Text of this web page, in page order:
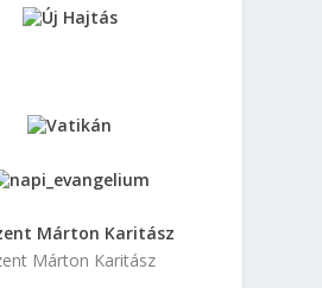
Márton Karitász